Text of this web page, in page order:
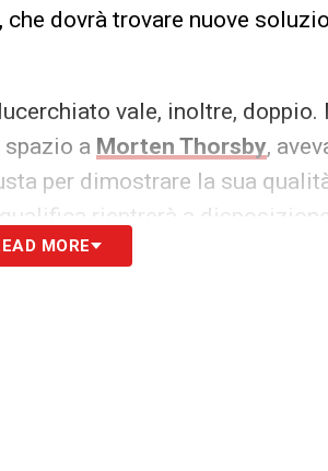
, che dovrà trovare nuove
vale, inoltre, doppio.
a Morten Thorsby,
per dimostrare la sua
rientrerà a disposizione
di
MORE